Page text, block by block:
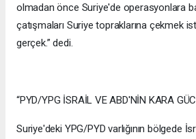
olmadan önce Suriye'de operasyonlara
çatışmaları Suriye topraklarına çekmek
gerçek.” dedi.
“PYD/YPG İSRAİL VE ABD'NİN KARA
Suriye'deki YPG/PYD varlığının bölgede